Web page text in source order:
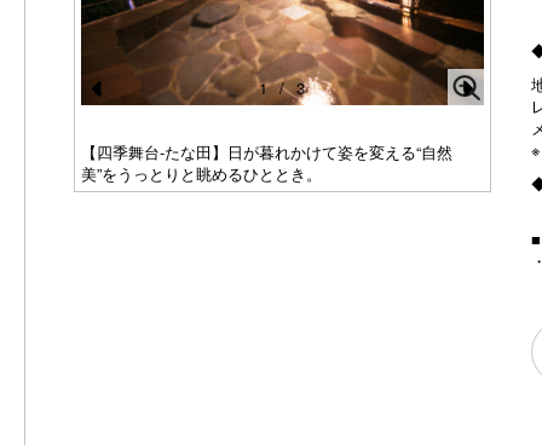
e
vi
【四季舞台-たな田】日が暮れかけて姿を変える“自然
美”をうっとりと眺めるひととき。
【
て
xt
1 / 3